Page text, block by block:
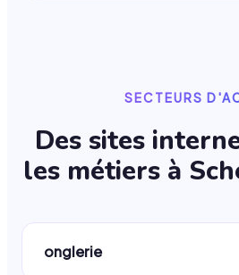
SECTEURS
Des sites
les métiers à
onglerie